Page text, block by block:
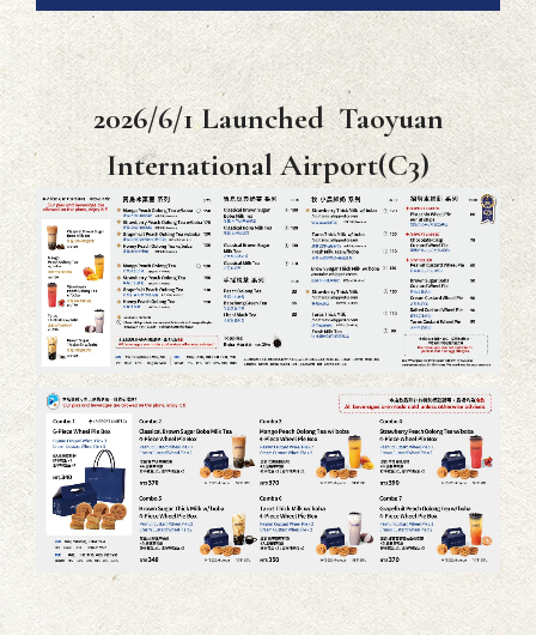
2026/6/1 Launched Taoyuan
International Airport(C3)